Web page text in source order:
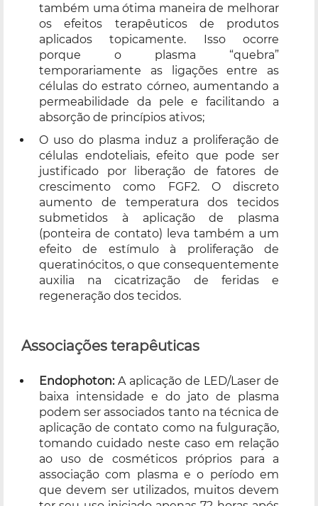
também uma ótima maneira de melhorar
os efeitos terapêuticos de produtos
aplicados topicamente. Isso ocorre
porque o plasma “quebra”
temporariamente as ligações entre as
células do estrato córneo, aumentando a
permeabilidade da pele e facilitando a
absorção de princípios ativos;
O uso do plasma induz a proliferação de
células endoteliais, efeito que pode ser
justificado por liberação de fatores de
crescimento como FGF2. O discreto
aumento de temperatura dos tecidos
submetidos à aplicação de plasma
(ponteira de contato) leva também a um
efeito de estímulo à proliferação de
queratinócitos, o que consequentemente
auxilia na cicatrização de feridas e
regeneração dos tecidos.
Associações terapêuticas
Endophoton:A aplicação de LED/Laser de
baixa intensidade e do jato de plasma
podem ser associados tanto na técnica de
aplicação de contato como na fulguração,
tomando cuidado neste caso em relação
ao uso de cosméticos próprios para a
associação com plasma e o período em
que devem ser utilizados, muitos devem